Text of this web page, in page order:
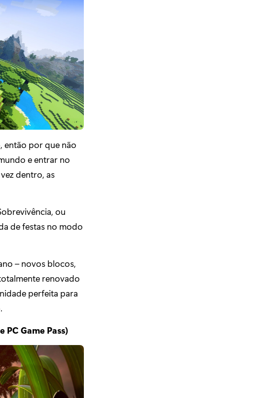
então por que não
e entrar no
dentro, as
ou
de festas no modo
– novos blocos,
renovado
perfeita para
PC Game Pass)